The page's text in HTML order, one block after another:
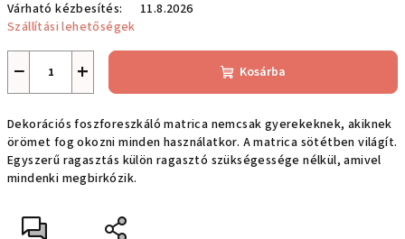
Várható kézbesítés:
11.8.2026
Szállítási lehetőségek
+
− Kosárba
Dekorációs foszforeszkáló matrica nemcsak gyerekeknek, akiknek
örömet fog okozni minden használatkor. A matrica sötétben világít.
Egyszerű ragasztás külön ragasztó szükségessége nélkül, amivel
mindenki megbirkózik.